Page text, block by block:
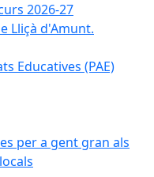
2026-27
Lliçà d'Amunt.
Educatives (PAE)
per a gent gran als